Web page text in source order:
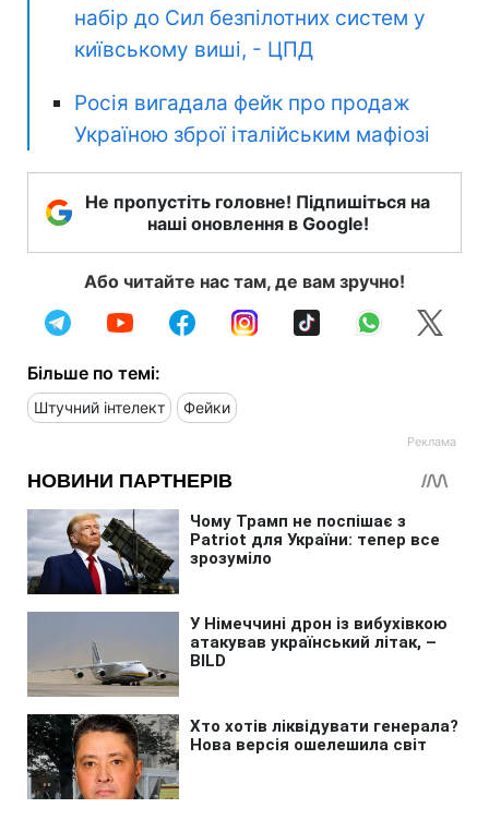
набір до Сил безпілотних систем у
київському виші, - ЦПД
Росія вигадала фейк про продаж
Україною зброї італійським мафіозі
Не пропустіть головне! Підпишіться на
наші оновлення в Google!
Або читайте нас там, де вам зручно!
Більше по темі:
Штучний інтелект Фейки